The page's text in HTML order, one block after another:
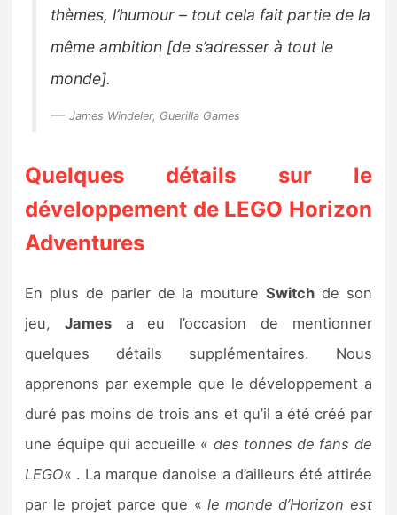
thèmes, l’humour – tout cela fait partie de la
même ambition [de s’adresser à tout le
monde].
James Windeler, Guerilla Games
Quelques détails sur le
développement de LEGO Horizon
Adventures
En plus de parler de la moutureSwitch de son
jeu, Jamesa eu l’occasion de mentionner
quelques détails supplémentaires. Nous
apprenons par exemple que le développement a
duré pas moins de trois ans et qu’il a été créé par
une équipe qui accueille « des tonnes de fans de
LEGO« . La marque danoise a d’ailleurs été attirée
par le projet parce que « le monde d’Horizon est